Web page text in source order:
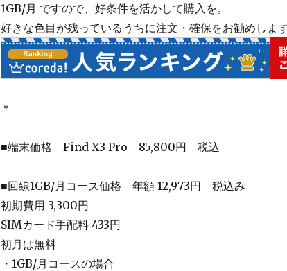
1GB/月 ですので、好条件を活かして購入を。
好きな色目が残っているうちに注文・確保をお勧めします
＊
■端末価格 Find X3 Pro 85,800円 税込
■回線1GB/月コース価格 年額 12,973円 税込み
初期費用 3,300円
SIMカード手配料 433円
初月は無料
・1GB/月コースの場合